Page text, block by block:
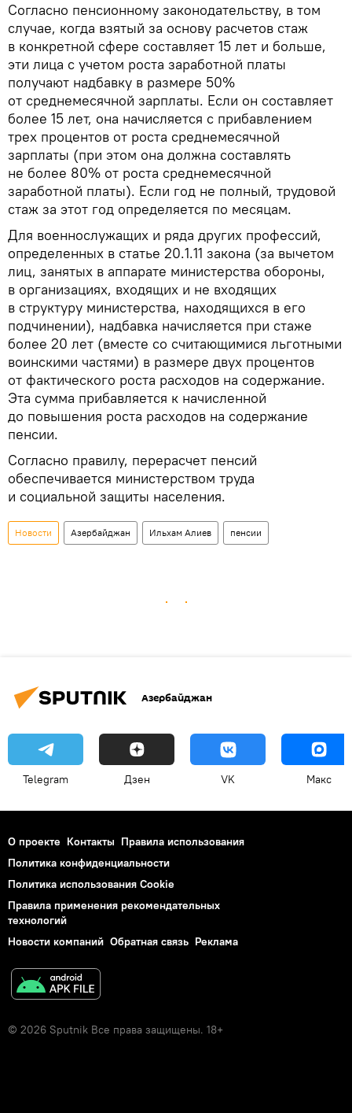
Согласно пенсионному законодательству, в том
случае, когда взятый за основу расчетов стаж
в конкретной сфере составляет 15 лет и больше,
эти лица с учетом роста заработной платы
получают надбавку в размере 50%
от среднемесячной зарплаты. Если он составляет
более 15 лет, она начисляется с прибавлением
трех процентов от роста среднемесячной
зарплаты (при этом она должна составлять
не более 80% от роста среднемесячной
заработной платы). Если год не полный, трудовой
стаж за этот год определяется по месяцам.
Для военнослужащих и ряда других профессий,
определенных в статье 20.1.11 закона (за вычетом
лиц, занятых в аппарате министерства обороны,
в организациях, входящих и не входящих
в структуру министерства, находящихся в его
подчинении), надбавка начисляется при стаже
более 20 лет (вместе со считающимися льготными
воинскими частями) в размере двух процентов
от фактического роста расходов на содержание.
Эта сумма прибавляется к начисленной
до повышения роста расходов на содержание
пенсии.
Согласно правилу, перерасчет пенсий
обеспечивается министерством труда
и социальной защиты населения.
Новости Азербайджан Ильхам Алиев пенсии
Азербайджан
Telegram Дзен VK Макс
О проекте Контакты Правила использования
Политика конфиденциальности
Политика использования Cookie
Правила применения рекомендательных
технологий
Новости компаний Обратная связь Реклама
© 2026 Sputnik Все права защищены. 18+